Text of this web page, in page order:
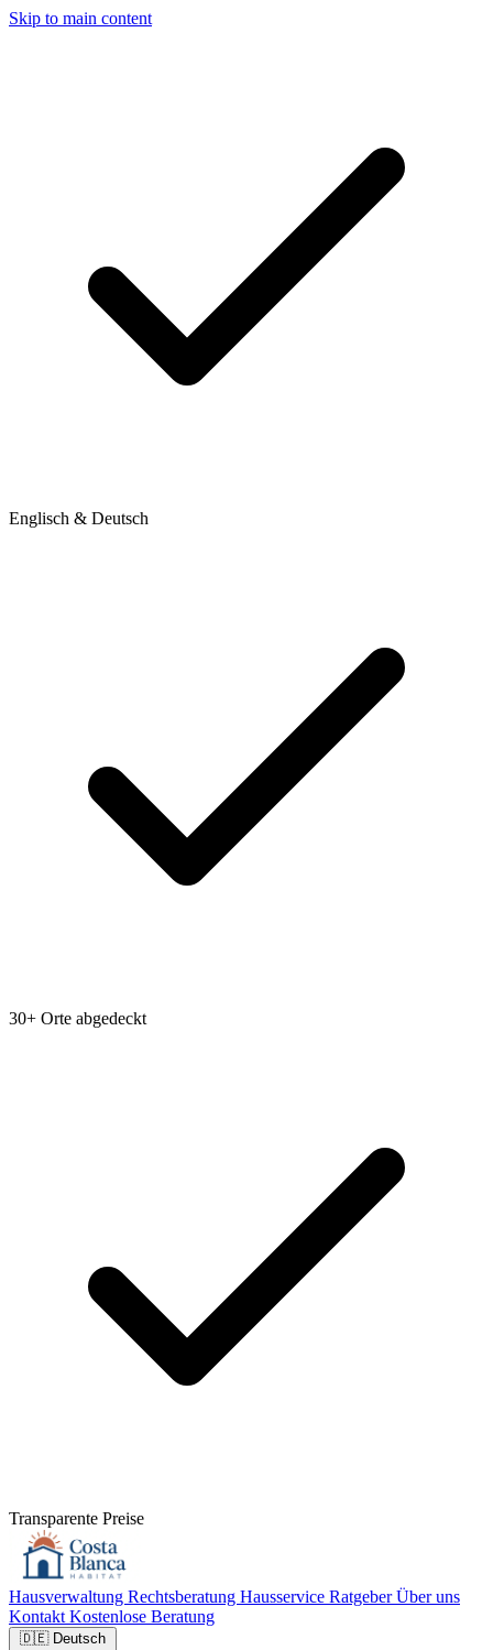
Skip to main content
Englisch & Deutsch
30+ Orte abgedeckt
Transparente Preise
Hausverwaltung Rechtsberatung Hausservice RatgeberÜber uns
Kontakt Kostenlose Beratung
🇩🇪 Deutsch